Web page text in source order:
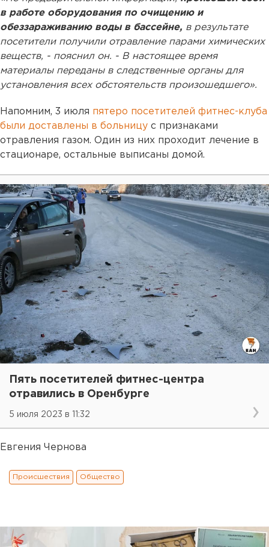
в работе оборудования по очищению и
обеззараживанию воды в бассейне, в результате
посетители получили отравление парами химических
веществ, - пояснил он. - В настоящее время
материалы переданы в следственные органы для
установления всех обстоятельств произошедшего».
Напомним, 3 июля пятеро посетителей фитнес-клуба
были доставлены в больницу с признаками
отравления газом. Один из них проходит лечение в
стационаре, остальные выписаны домой.
Пять посетителей фитнес-центра
отравились в Оренбурге
5 июля 2023 в 11:32
Евгения Чернова
Происшествия Общество